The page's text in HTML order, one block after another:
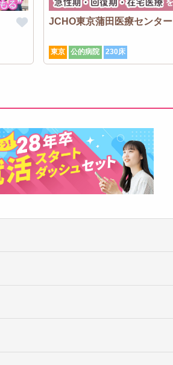
JCHO東京蒲田医療センター
東京 公的病院 230床